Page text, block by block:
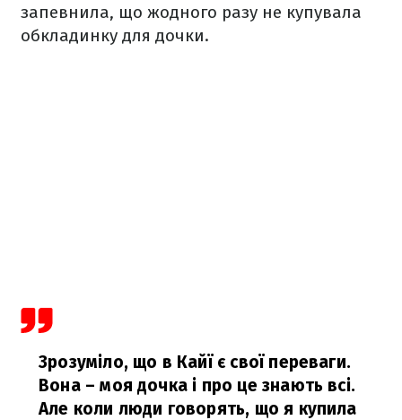
запевнила, що жодного разу не купувала
обкладинку для дочки.
Зрозуміло, що в Кайї є свої переваги.
Вона – моя дочка і про це знають всі.
Але коли люди говорять, що я купила